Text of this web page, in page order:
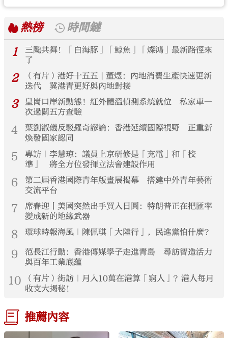
熱榜
時間鏈
1
三颱共舞！「白海豚」「鯨魚」「燦鴻」最新路徑來
了
2
（有片）港好十五五 | 董煜：內地消費生產快速更新
迭代 冀港青更好與內地對接
3
皇崗口岸新動態！紅外體溫偵測系統就位 私家車一
次過關五方查驗
4
葉劉淑儀反駁羅奇謬論：香港延續國際視野 正重新
煥發國家認同
5
專訪｜李慧琼：議員上京研修是「充電」和「校
準」 將全方位發揮立法會建設作用
6
第二屆香港國際青年版畫展揭幕 搭建中外青年藝術
交流平台
7
席春迎丨美國突然出手買入日圓：特朗普正在把匯率
變成新的地緣武器
8 環球時報海風｜陳佩琪「大陸行」，民進黨怕什麼？
9
范長江行動：香港傳媒學子走進青島 尋訪智造活力
與百年工業底蘊
10
（有片）街訪｜月入10萬在港算「窮人」？港人每月
收支大揭秘！
推薦內容